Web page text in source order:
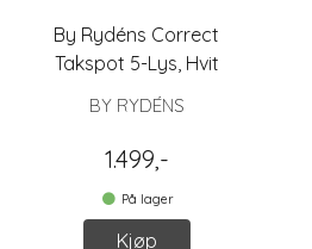
By Rydéns Correct
Takspot 5-Lys, Hvit
BY RYDÉNS
1.499,-
På lager
Kjøp